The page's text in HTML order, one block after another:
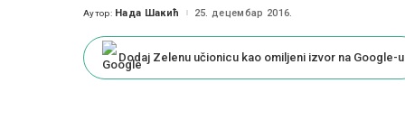
Posted
Аутор: Нада Шакић 25. децембар 2016.
Dodaj Zelenu učionicu kao omiljeni izvor na Google-u